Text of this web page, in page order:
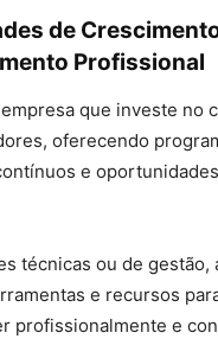
de
Profissional
que investe no
oferecendo
e
técnicas ou de gestão,
e recursos
profissionalmente e